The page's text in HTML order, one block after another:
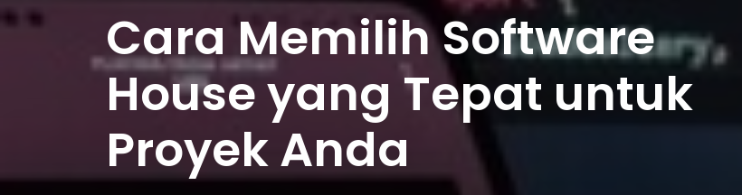
Cara Memilih Software
House yang Tepat untuk
Proyek Anda